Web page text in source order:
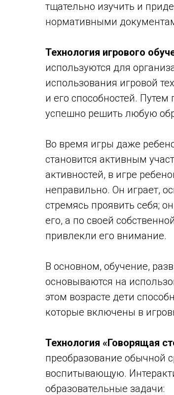
тщательно изучить и
нормативными
Технология игрового
используются для
использования игровой
и его способностей.
успешно решить любую
Во время игры даже
становится активным
активностей, в игре
неправильно. Он играет,
стремясь проявить себя;
его, а по своей
привлекли его внимание.
В основном, обучение,
основываются на
этом возрасте дети
которые включены в
Технология «Говорящая
преобразование обычной
воспитывающую.
образовательные задачи: